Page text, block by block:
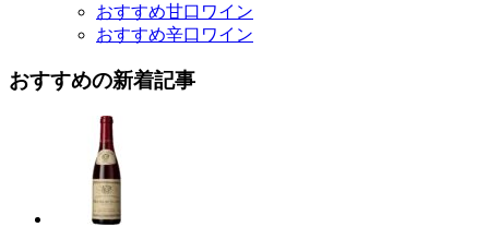
おすすめ甘口ワイン
おすすめ辛口ワイン
おすすめの新着記事